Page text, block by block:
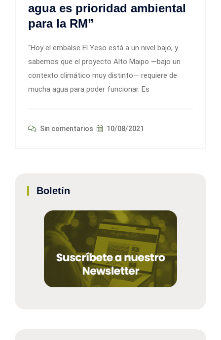
agua es prioridad ambiental
para la RM”
“Hoy el embalse El Yeso está a un nivel bajo, y
sabemos que el proyecto Alto Maipo —bajo un
contexto climático muy distinto— requiere de
mucha agua para poder funcionar. Es
Sin comentarios 10/08/2021
Boletín